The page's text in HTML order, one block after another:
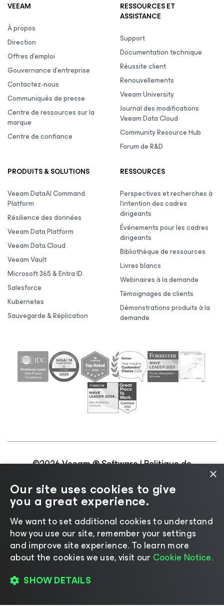
VEEAM
À propos
Direction
Offres d’emploi
Gouvernance d’entreprise
Contactez-nous
Communiqués de presse
Centre de ressources sur la
marque
Centre de confiance
RESSOURCES ET
ASSISTANCE
Support
Documentation technique
Réussite client
Renouvellements
Veeam University
Journal des modifications
Veeam Data Cloud
Community Resource Hub
Forum de R&D
PRODUITS & SOLUTIONS
Veeam DataAI Command
Platform
Résilience des données
Veeam Data Platform
Veeam Data Cloud
Veeam Vault
Microsoft 365 & Entra ID
Salesforce
Kubernetes
Sauvegarde & Réplication
RESSOURCES
Perspectives et recherches à
l’intention des cadres
dirigeants
Événements pour les cadres
dirigeants
Bibliothèque de ressources
Livres blancs
Webinaires à la demande
Témoignages de clients
Démonstrations produits à la
demande
©2026 Veeam ® Software |Politique de
|
Secteur juridique|Politique de licences
Ressources pour les fournisseurs
Changer de langue
×
Our site uses cookies to give
you a great experience.
We want to set additional cookies to understand
how you use our site, remember your settings
and improve site experience. ​To learn more
about the cookies we use, visit our Cookie Notice.
SHOW DETAILS